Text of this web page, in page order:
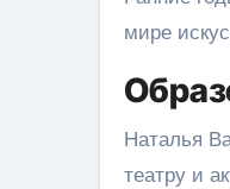
мире
Наталья
театру и